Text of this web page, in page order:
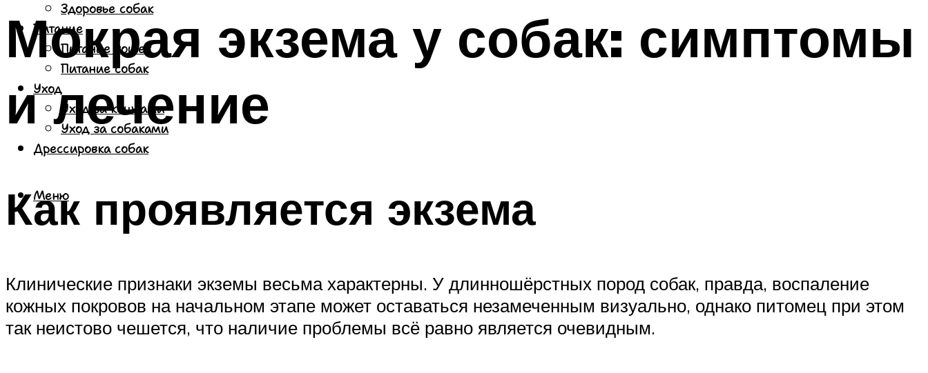
Здоровье собак
Питание
Питание кошек
Питание собак
Уход
Уход за кошками
Уход за собаками
Дрессировка собак
Меню
Мокрая экзема у собак: симптомы
и лечение
Как проявляется экзема
Клинические признаки экземы весьма характерны. У длинношёрстных пород собак, правда, воспаление
кожных покровов на начальном этапе может оставаться незамеченным визуально, однако питомец при этом
так неистово чешется, что наличие проблемы всё равно является очевидным.